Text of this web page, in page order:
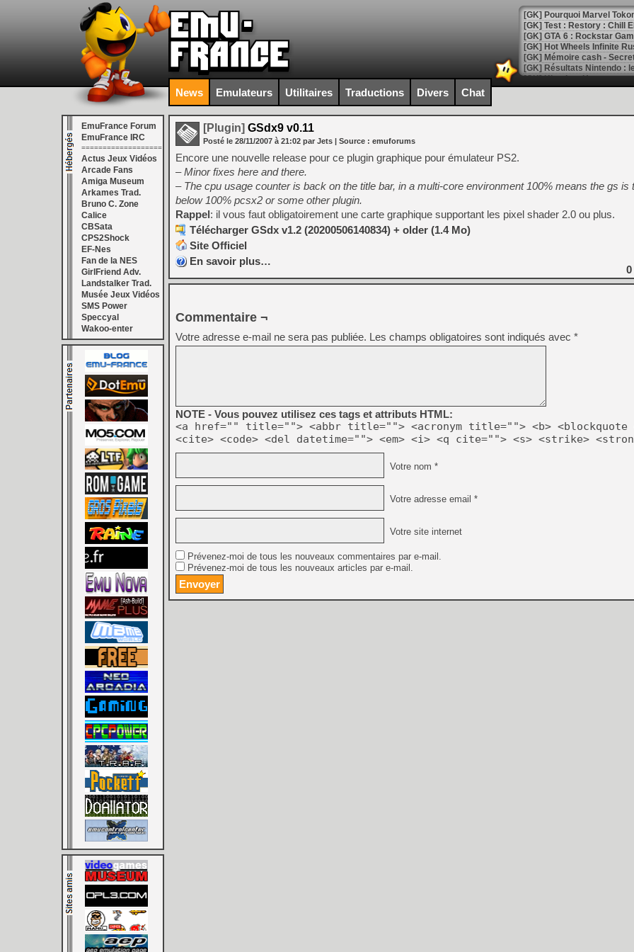
[GK] Pourquoi Marvel
[GK] Test : Restory : Chill
[GK] GTA 6 : Rockstar
[GK] Hot Wheels Infinite
[GK] Mémoire cash -
[GK] Résultats Nintendo :
[GK] Déjà des
[Mo5] Brickboy cherche à
[GK] Minecraft et ses «
[GK] Beast of
[GK] Ubisoft : fin de partie
[GK] Mémoire cash -
[GK] Dan Houser (GTA)
[GK] Comment EA Sports
[GK] Crimson Moon : un
[GK] Isle of Reveries : le
[GK] Moonlighter 2 : The
[GK] Capcom relance
[Mo5] Deux inédits du
[GK] Le beat'em up The
[GK] Endless Legend 2 :
[LS] [PS5] Le WebKit
[GK] Oubliez Crazy Taxi,
[LS] [Switch] NSZ 5.0.0
[GK] No More Room in
[GK] Un chatbot Atelier
[GK] Mémoire cash -
[GK] Nvidia : le prix des
[GK] Suikoden Star Leap
[Mo5] La mini borne
News Emulateurs Utilitaires Traductions Divers Chat
EmuFrance Forum
EmuFrance IRC
===================
Actus Jeux Vidéos
Arcade Fans
Amiga Museum
Arkames Trad.
Bruno C. Zone
Calice
CBSata
CPS2Shock
EF-Nes
Fan de la NES
GirlFriend Adv.
Landstalker Trad.
Musée Jeux Vidéos
SMS Power
Speccyal
Wakoo-enter
[Plugin] GSdx9 v0.11
Posté le 28/11/2007 à 21:02 par Jets | Source : emuforums
Encore une nouvelle release pour ce plugin graphique pour émulateur PS2.
– Minor fixes here and there.
– The cpu usage counter is back on the title bar, in a multi-core environment 100% means the gs is
below 100% pcsx2 or some other plugin.
Rappel: il vous faut obligatoirement une carte graphique supportant les pixel shader 2.0 ou plus.
Télécharger GSdx v1.2 (20200506140834) + older (1.4 Mo)
Site Officiel
En savoir plus…
0
Commentaire ¬
Votre adresse e-mail ne sera pas publiée. Les champs obligatoires sont indiqués avec *
NOTE - Vous pouvez utilisez ces tags et attributs HTML:
<a href="" title=""> <abbr title=""> <acronym title=""> <b> <blockquote
<cite> <code> <del datetime=""> <em> <i> <q cite=""> <s> <strike>
Votre nom *
Votre adresse email *
Votre site internet
Prévenez-moi de tous les nouveaux commentaires par e-mail.
Prévenez-moi de tous les nouveaux articles par e-mail.